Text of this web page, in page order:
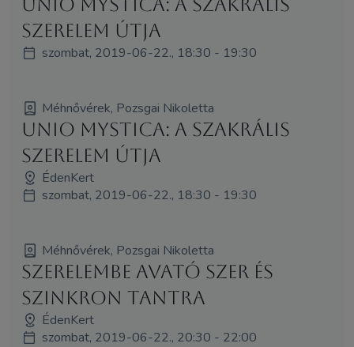
Unio Mystica: A Szakrális
SzerElem útja
szombat, 2019-06-22., 18:30 - 19:30
Méhnővérek, Pozsgai Nikoletta
Unio Mystica: A Szakrális
SzerElem útja
ÉdenKert
szombat, 2019-06-22., 18:30 - 19:30
Méhnővérek, Pozsgai Nikoletta
Szerelembe Avató Szer és
Szinkron Tantra
ÉdenKert
szombat, 2019-06-22., 20:30 - 22:00